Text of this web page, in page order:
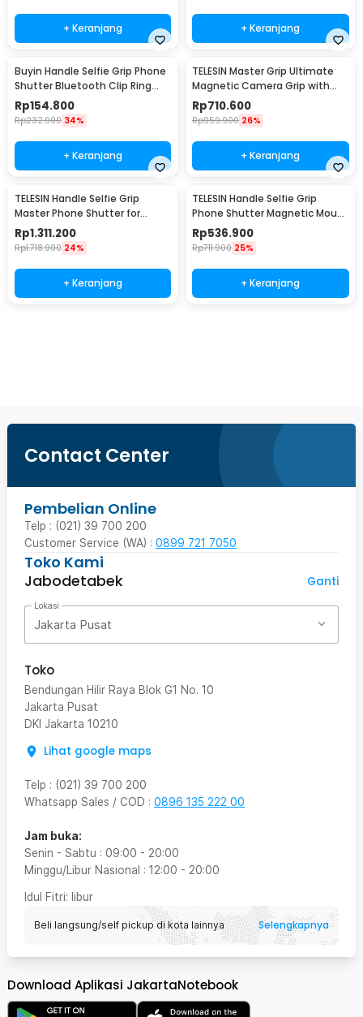
+ Keranjang + Keranjang
Buyin Handle Selfie Grip Phone
Shutter Bluetooth Clip Ring
Light - PH-30D
Rp154.800
Rp232.900 34%
+ Keranjang
TELESIN Master Grip Ultimate
Magnetic Camera Grip with
Wireless Charge - P5-MP-
003WH
Rp710.600
Rp959.900 26%
+ Keranjang
TELESIN Handle Selfie Grip
Master Phone Shutter for
Samsung S26 Ultra - P5-MCS-
15-TSX
Rp1.311.200
Rp1.718.900 24%
+ Keranjang
TELESIN Handle Selfie Grip
Phone Shutter Magnetic Mount
3200mAh - P5-MP-010
Rp536.900
Rp711.900 25%
+ Keranjang
Contact Center
Pembelian Online
Telp : (021) 39 700 200
Customer Service (WA) : 0899 721 7050
Toko Kami
Jabodetabek
Ganti
Lokasi
Jakarta Pusat
Toko
Bendungan Hilir Raya Blok G1 No. 10
Jakarta Pusat
DKI Jakarta 10210
Lihat google maps
Telp : (021) 39 700 200
Whatsapp Sales / COD : 0896 135 222 00
Jam buka:
Senin - Sabtu : 09:00 - 20:00
Minggu/Libur Nasional : 12:00 - 20:00
Idul Fitri: libur
Beli langsung/self pickup di kota lainnya Selengkapnya
Download Aplikasi JakartaNotebook